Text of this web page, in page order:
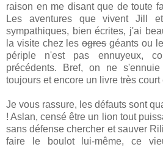
raison en me disant que de toute
Les aventures que vivent Jill
sympathiques, bien écrites, j'ai
la visite chez lesogresgéants ou
périple n'est pas ennuyeux,
précédents. Bref, on ne
toujours et encore un livre très court
Je vous rassure, les défauts sont
! Aslan, censé être un lion tout
sans défense chercher et sauver
faire le boulot lui-même, ce